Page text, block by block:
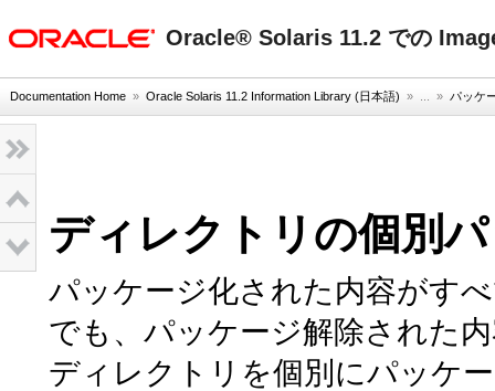
Oracle® Solaris 11.2 での
Documentation Home » Oracle Solaris 11.2 Information Library (日本語) » ... » パッケ
ディレクトリの個別
パッケージ化された内容がす
でも、パッケージ解除された
ディレクトリを個別にパッケ